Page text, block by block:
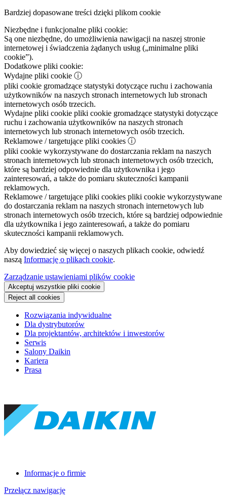
Bardziej dopasowane treści dzięki plikom cookie
Niezbędne i funkcjonalne pliki cookie:
Są one niezbędne, do umożliwienia nawigacji na naszej stronie
internetowej i świadczenia żądanych usług („minimalne pliki
cookie”).
Dodatkowe pliki cookie:
Wydajne pliki cookie ⓘ
pliki cookie gromadzące statystyki dotyczące ruchu i zachowania
użytkowników na naszych stronach internetowych lub stronach
internetowych osób trzecich.
Wydajne pliki cookie pliki cookie gromadzące statystyki dotyczące
ruchu i zachowania użytkowników na naszych stronach
internetowych lub stronach internetowych osób trzecich.
Reklamowe / targetujące pliki cookies ⓘ
pliki cookie wykorzystywane do dostarczania reklam na naszych
stronach internetowych lub stronach internetowych osób trzecich,
które są bardziej odpowiednie dla użytkownika i jego
zainteresowań, a także do pomiaru skuteczności kampanii
reklamowych.
Reklamowe / targetujące pliki cookies pliki cookie wykorzystywane
do dostarczania reklam na naszych stronach internetowych lub
stronach internetowych osób trzecich, które są bardziej odpowiednie
dla użytkownika i jego zainteresowań, a także do pomiaru
skuteczności kampanii reklamowych.
Aby dowiedzieć się więcej o naszych plikach cookie, odwiedź
naszą Informację o plikach cookie.
Zarządzanie ustawieniami plików cookie
Akceptuj wszystkie pliki cookie
Reject all cookies
Rozwiązania indywidualne
Dla dystrybutorów
Dla projektantów, architektów i inwestorów
Serwis
Salony Daikin
Kariera
Prasa
Informacje o firmie
Przełącz nawigację